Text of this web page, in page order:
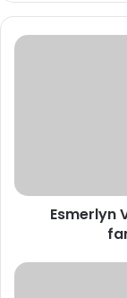
Esmerlyn